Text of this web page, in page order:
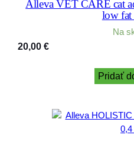
Alleva VET CARE cat
low
Na
20,00 €
Pridať